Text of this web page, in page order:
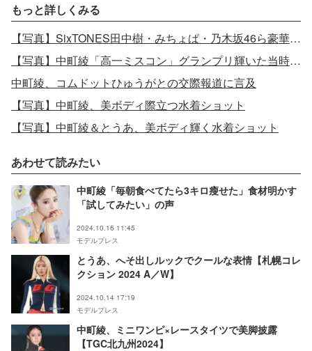
もっと詳しくみる
【写真】SixTONES田中樹・みちょぱ・乃木坂46ら豪華集結
【写真】中町綾「高一ミスコン」グランプリ輝いた当時の姿
中町綾、コムドットひゅうがとの交際報道に言及
【写真】中町綾、美ボディ際立つ水着ショット
【写真】中町綾＆とうあ、美ボディ輝く水着ショット
あわせて読みたい
中町綾「毎朝食べてたら3キロ瘦せた」食材明かす
「試してみたい」の声
2024.10.16 11:45
モデルプレス
とうあ、へそ出しルックでクールな表情【札幌コレ
クション 2024 A／W】
2024.10.14 17:19
モデルプレス
中町綾、ミニワンピ×レースタイツで美脚披露
【TGC北九州2024】